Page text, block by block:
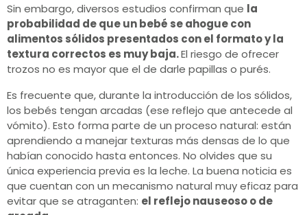
Sin embargo, diversos estudios confirman que la
probabilidad de que un bebé se ahogue con
alimentos sólidos presentados con el formato y la
textura correctos es muy baja.El riesgo de ofrecer
trozos no es mayor que el de darle papillas o purés.
Es frecuente que, durante la introducción de los sólidos,
los bebés tengan arcadas (ese reflejo que antecede al
vómito). Esto forma parte de un proceso natural: están
aprendiendo a manejar texturas más densas de lo que
habían conocido hasta entonces. No olvides que su
única experiencia previa es la leche. La buena noticia es
que cuentan con un mecanismo natural muy eficaz para
evitar que se atraganten: el reflejo nauseoso o de